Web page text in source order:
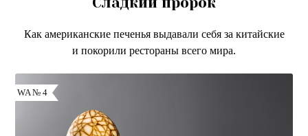
Как американские печенья выдавали себя за китайские
и покорили рестораны всего мира.
WA № 4